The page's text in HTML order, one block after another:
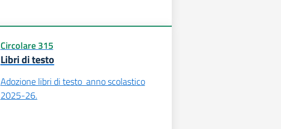
Circolare 315
Libri di testo
Adozione libri di testo anno scolastico
2025-26.